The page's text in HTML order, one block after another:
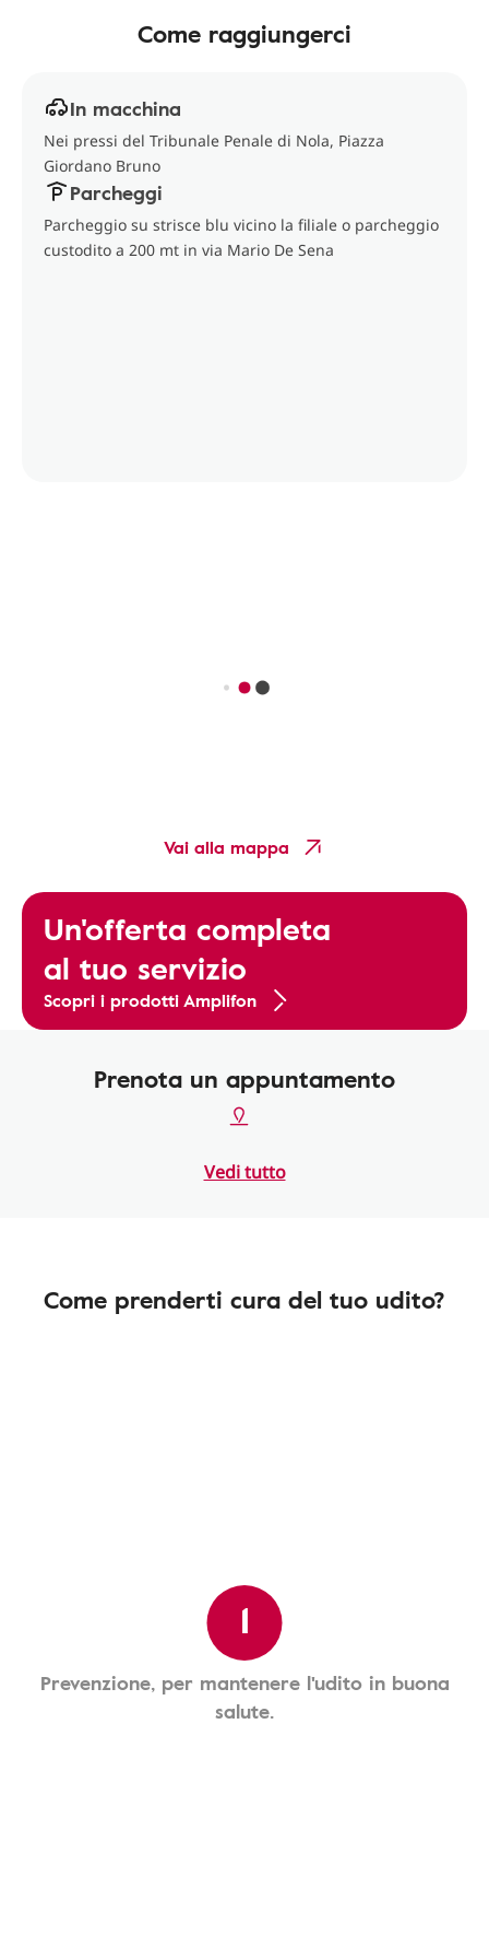
Come raggiungerci
In macchina
Nei pressi del Tribunale Penale di Nola, Piazza
Giordano Bruno
Parcheggi
Parcheggio su strisce blu vicino la filiale o parcheggio
custodito a 200 mt in via Mario De Sena
Vai alla mappa
Un'offerta completa
al tuo servizio
Scopri i prodotti Amplifon
Prenota un appuntamento
Vedi tutto
Come prenderti cura del tuo udito?
1
Prevenzione, per mantenere l'udito in buona
salute.